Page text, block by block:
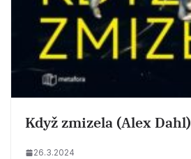
Když zmizela (Alex Dahl)
26.3.2024